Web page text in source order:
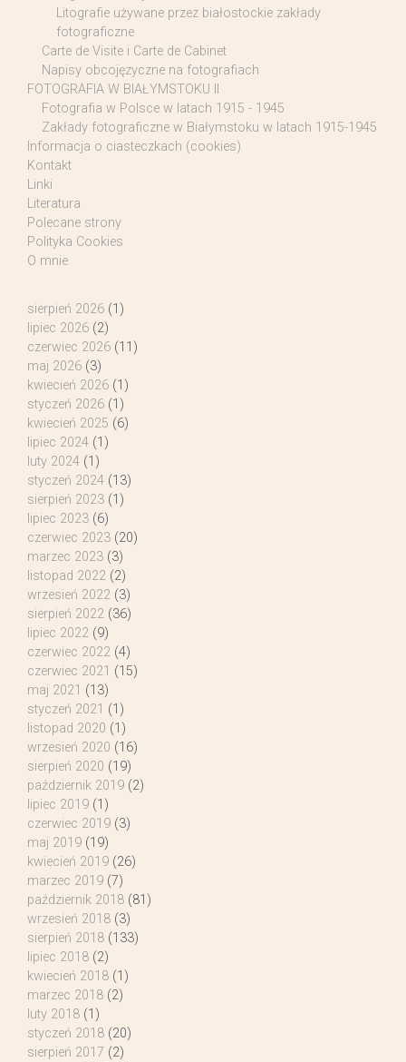
Litografie używane przez białostockie zakłady
fotograficzne
Carte de Visite i Carte de Cabinet
Napisy obcojęzyczne na fotografiach
FOTOGRAFIA W BIAŁYMSTOKU II
Fotografia w Polsce w latach 1915 - 1945
Zakłady fotograficzne w Białymstoku w latach 1915-1945
Informacja o ciasteczkach (cookies)
Kontakt
Linki
Literatura
Polecane strony
Polityka Cookies
O mnie
sierpień 2026 (1)
lipiec 2026 (2)
czerwiec 2026 (11)
maj 2026 (3)
kwiecień 2026 (1)
styczeń 2026 (1)
kwiecień 2025 (6)
lipiec 2024 (1)
luty 2024 (1)
styczeń 2024 (13)
sierpień 2023 (1)
lipiec 2023 (6)
czerwiec 2023 (20)
marzec 2023 (3)
listopad 2022 (2)
wrzesień 2022 (3)
sierpień 2022 (36)
lipiec 2022 (9)
czerwiec 2022 (4)
czerwiec 2021 (15)
maj 2021 (13)
styczeń 2021 (1)
listopad 2020 (1)
wrzesień 2020 (16)
sierpień 2020 (19)
październik 2019 (2)
lipiec 2019 (1)
czerwiec 2019 (3)
maj 2019 (19)
kwiecień 2019 (26)
marzec 2019 (7)
październik 2018 (81)
wrzesień 2018 (3)
sierpień 2018 (133)
lipiec 2018 (2)
kwiecień 2018 (1)
marzec 2018 (2)
luty 2018 (1)
styczeń 2018 (20)
sierpień 2017 (2)